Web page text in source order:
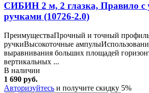
СИБИН 2 м, 2 глазка, Правило с
ручками (10726-2.0)
ПреимуществаПрочный и точный
ручкиВысокоточные
выравнивания больших площадей
вертикальных ...
В наличии
1 690 руб.
Авторизуйтесь и получите скидку 5%